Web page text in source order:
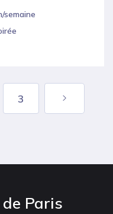
semaine
3
Paris